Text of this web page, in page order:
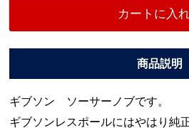
カートに入
ギブソン ソーサーノブです。
ギブソンレスポールにはやはり純